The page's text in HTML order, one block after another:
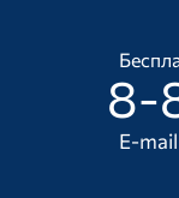
8-
E-